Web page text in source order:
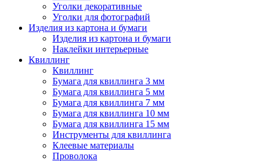
Уголки декоративные
Уголки для фотографий
Изделия из картона и бумаги
Изделия из картона и бумаги
Наклейки интерьерные
Квиллинг
Квиллинг
Бумага для квиллинга 3 мм
Бумага для квиллинга 5 мм
Бумага для квиллинга 7 мм
Бумага для квиллинга 10 мм
Бумага для квиллинга 15 мм
Инструменты для квиллинга
Клеевые материалы
Проволока